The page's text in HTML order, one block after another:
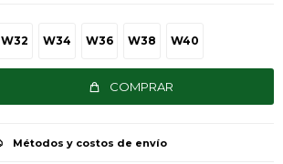
W32 W34 W36 W38 W40
COMPRAR
Métodos y costos de envío